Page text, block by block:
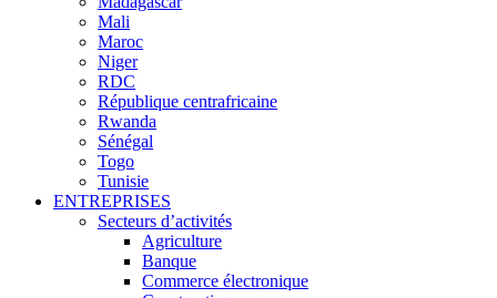
Mali
Maroc
Niger
RDC
République centrafricaine
Rwanda
Sénégal
Togo
Tunisie
ENTREPRISES
Secteurs d’activités
Agriculture
Banque
Commerce électronique